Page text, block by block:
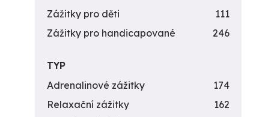
Zážitky pro děti
111
Zážitky pro handicapované
246
TYP
Adrenalinové zážitky
174
Relaxační zážitky
162